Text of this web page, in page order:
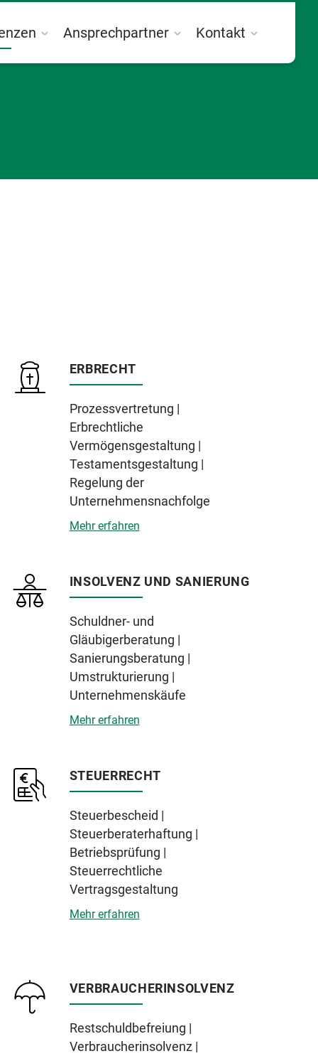
Ansprechpartner Kontakt
ERBRECHT
Prozessvertretung |
Erbrechtliche
Vermögensgestaltung |
Testamentsgestaltung |
Regelung der
Unternehmensnachfolge
Mehr erfahren
INSOLVENZ UND SANIERUNG
Schuldner- und
Gläubigerberatung |
Sanierungsberatung |
Umstrukturierung |
Unternehmenskäufe
Mehr erfahren
STEUERRECHT
Steuerbescheid |
Steuerberaterhaftung |
Betriebsprüfung |
Steuerrechtliche
Vertragsgestaltung
Mehr erfahren
VERBRAUCHERINSOLVENZ
Restschuldbefreiung |
Verbraucherinsolvenz |